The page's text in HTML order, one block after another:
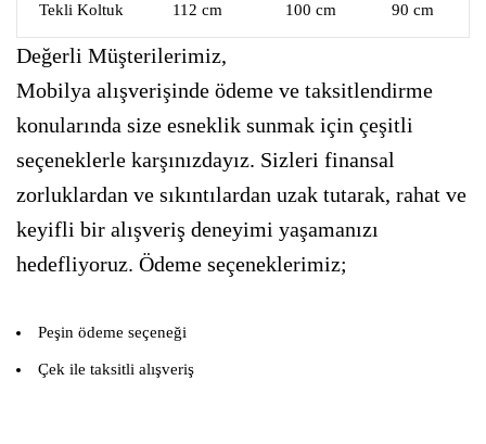
Tekli Koltuk 112 cm 100 cm 90 cm
Değerli Müşterilerimiz,
Mobilya alışverişinde ödeme ve taksitlendirme
konularında size esneklik sunmak için çeşitli
seçeneklerle karşınızdayız. Sizleri finansal
zorluklardan ve sıkıntılardan uzak tutarak, rahat ve
keyifli bir alışveriş deneyimi yaşamanızı
hedefliyoruz. Ödeme seçeneklerimiz;
Peşin ödeme seçeneği
Çek ile taksitli alışveriş